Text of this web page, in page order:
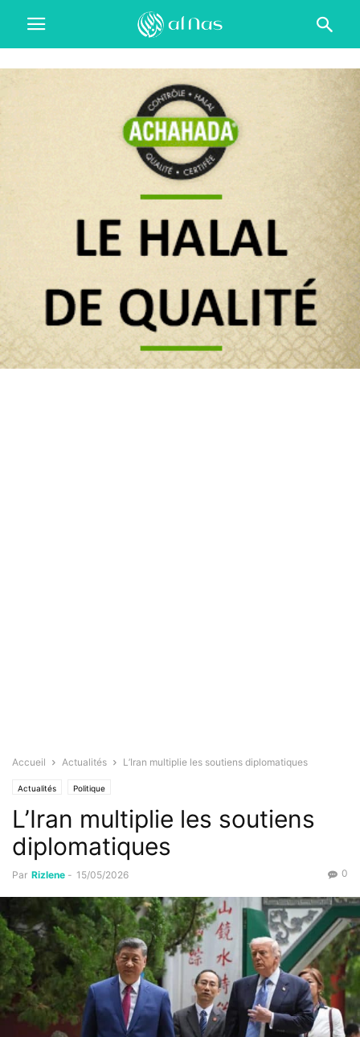
Accueil Actualités L’Iran multiplie les soutiens diplomatiques
Actualités Politique
L’Iran multiplie les soutiens
diplomatiques
Par Rizlene - 15/05/2026 0